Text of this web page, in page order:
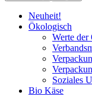
Neuheit!
Ökologisch
Werte
Soziales
Bio Käse